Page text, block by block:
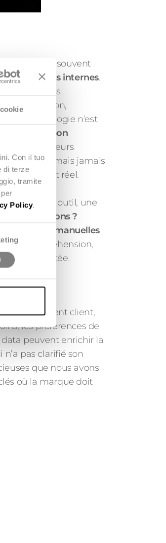
Con il tuo
di terze
tramite
Policy.
précipitent souvent
problèmes internes.
des
la technologie n’est
le bon
plusieurs
achetés mais jamais
sans impact réel.
choisir un outil, une
les frictions ?
tâches manuelles
cette compréhension,
sous-exploitée.
d’engagement client,
les préférences de
data peuvent enrichir la
pas clarifié son
que nous avons
où la marque doit